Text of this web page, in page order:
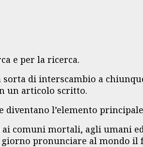
e per la ricerca.
di interscambio a
un articolo scritto.
l’elemento
ai comuni mortali, agli umani
pronunciare al mondo il